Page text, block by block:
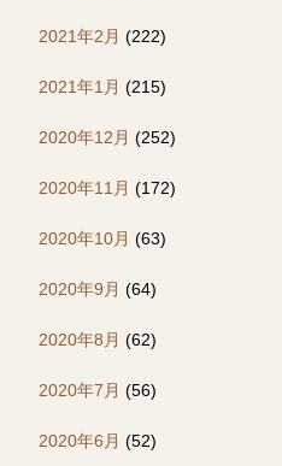
2021年2月 (222)
2021年1月 (215)
2020年12月 (252)
2020年11月 (172)
2020年10月 (63)
2020年9月 (64)
2020年8月 (62)
2020年7月 (56)
2020年6月 (52)